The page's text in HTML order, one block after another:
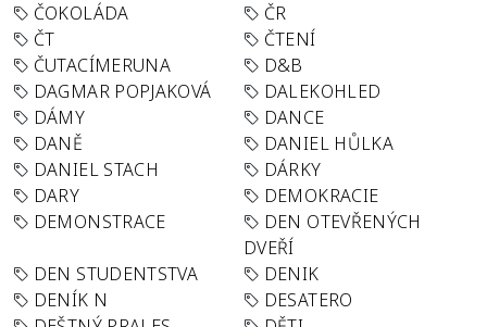
ČOKOLÁDA
ČR
ČT
ČTENÍ
ČUTACÍMERUNA
D&B
DAGMAR POPJAKOVÁ
DALEKOHLED
DÁMY
DANCE
DANĚ
DANIEL HŮLKA
DANIEL STACH
DÁRKY
DARY
DEMOKRACIE
DEMONSTRACE
DEN OTEVŘENÝCH
DVEŘÍ
DEN STUDENTSTVA
DENIK
DENÍK N
DESATERO